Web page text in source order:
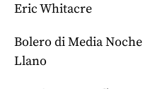
Eric Whitacre
Bolero di Media Noche
Llano